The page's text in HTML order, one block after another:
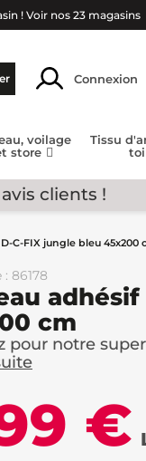
!Voir nos 23 magasins
Connexion
voilage
store
Tissu
avis clients !
C-FIX jungle bleu 45x200
86178
cm
pour notre
€